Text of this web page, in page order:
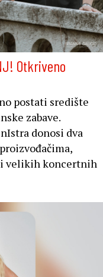
Otkriveno
postati središte
zabave.
donosi dva
i velikih koncertnih